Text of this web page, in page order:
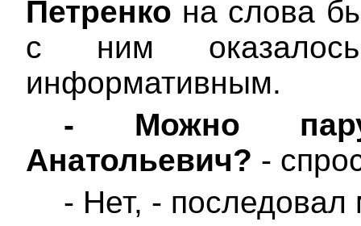
Петренко на слова
с ним
информативным.
-
Можно
Анатольевич? -
- Нет, - последовал